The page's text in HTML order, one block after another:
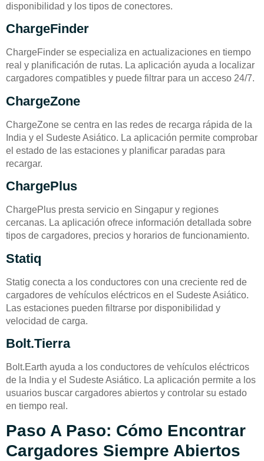
disponibilidad y los tipos de conectores.
ChargeFinder
ChargeFinder se especializa en actualizaciones en tiempo
real y planificación de rutas. La aplicación ayuda a localizar
cargadores compatibles y puede filtrar para un acceso 24/7.
ChargeZone
ChargeZone se centra en las redes de recarga rápida de la
India y el Sudeste Asiático. La aplicación permite comprobar
el estado de las estaciones y planificar paradas para
recargar.
ChargePlus
ChargePlus presta servicio en Singapur y regiones
cercanas. La aplicación ofrece información detallada sobre
tipos de cargadores, precios y horarios de funcionamiento.
Statiq
Statig conecta a los conductores con una creciente red de
cargadores de vehículos eléctricos en el Sudeste Asiático.
Las estaciones pueden filtrarse por disponibilidad y
velocidad de carga.
Bolt.Tierra
Bolt.Earth ayuda a los conductores de vehículos eléctricos
de la India y el Sudeste Asiático. La aplicación permite a los
usuarios buscar cargadores abiertos y controlar su estado
en tiempo real.
Paso A Paso: Cómo Encontrar
Cargadores Siempre Abiertos